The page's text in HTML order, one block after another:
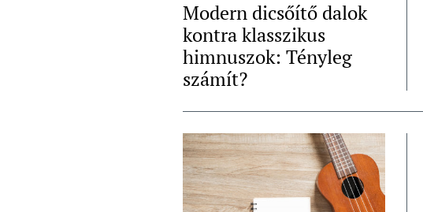
Modern dicsőítő dalok
kontra klasszikus
himnuszok: Tényleg
számít?